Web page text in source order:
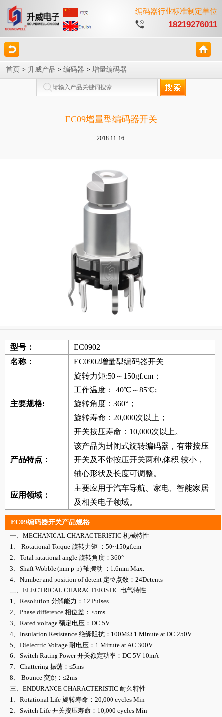
编码器行业标准制定单位
18219276011
首页 > 升威产品 > 编码器 > 增量编码器
EC09增量型编码器开关
2018-11-16
型号：
EC0902
名称：
EC0902增量型编码器开关
主要规格:
旋转力矩:50～150gf.cm；
工作温度：-40℃～85℃;
旋转角度：360°；
旋转寿命：20,000次以上；
开关按压寿命：10,000次以上。
产品特点：
该产品为封闭式旋转编码器，有带按压
开关及不带按压开关两种,体积 较小，
轴心形状及长度可调整。
应用领域：
主要应用于汽车导航、家电、智能家居
及相关电子领域。
EC09编码器开关产品规格
一、MECHANICAL CHARACTERISTIC 机械特性
1、 Rotational Torque 旋转力矩 ：50~150gf.cm
2、Total ratational angle 旋转角度：360°
3、Shaft Wobble (mm p-p) 轴摆动 ：1.6mm Max.
4、Number and position of detent 定位点数：24Detents
二、ELECTRICAL CHARACTERISTIC 电气特性
1、Resolution 分解能力：12 Pulses
2、Phase difference 相位差：≥5ms
3、Rated voltage 额定电压：DC 5V
4、Insulation Resistance 绝缘阻抗：100MΩ 1 Minute at DC 250V
5、Dielectric Voltage 耐电压：1 Minute at AC 300V
6、Switch Rating Power 开关额定功率：DC 5V 10mA
7、Chattering 振荡：≤5ms
8、 Bounce 突跳：≤2ms
三、ENDURANCE CHARACTERISTIC 耐久特性
1、Rotational Life 旋转寿命：20,000 cycles Min
2、Switch Life 开关按压寿命：10,000 cycles Min